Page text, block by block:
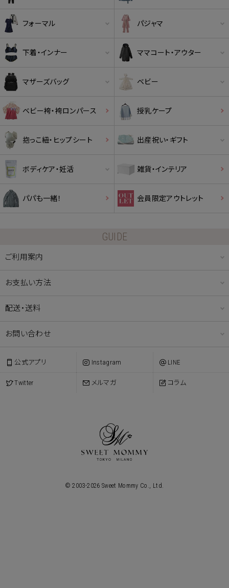
フォーマル パジャマ
下着・インナー ママコート・アウター
マザーズバッグ ベビー
ベビー袴・袴ロンパース 授乳ケープ
抱っこ紐・ヒップシート 出産祝い・ギフト
ボディケア・妊活 雑貨・インテリア
パパも一緒！ 会員限定アウトレット
GUIDE
ご利用案内
お支払い方法
配送・送料
お問い合わせ
公式アプリ Instagram LINE
Twitter メルマガ コラム
© 2003-2026 Sweet Mommy Co., Ltd.